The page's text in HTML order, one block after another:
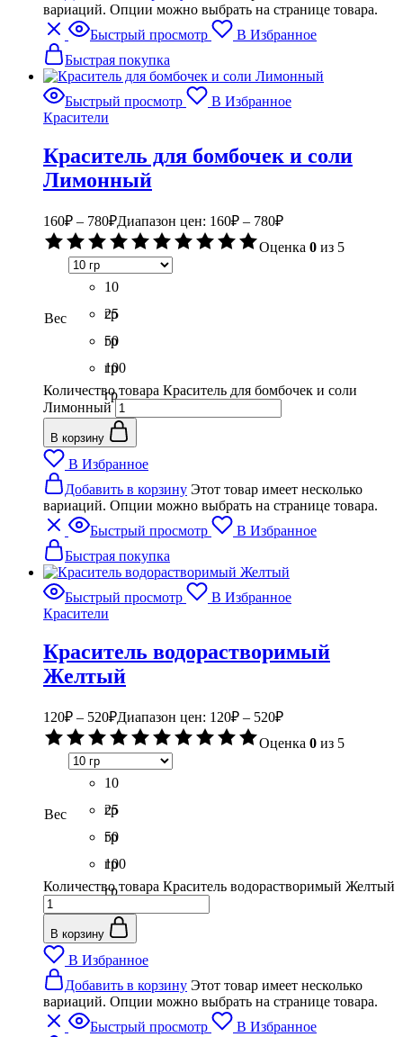
вариаций. Опции можно выбрать на странице товара.
Быстрый просмотр
В Избранное
Быстрая покупка
Быстрый просмотр
В Избранное
Красители
Краситель для бомбочек и соли
Лимонный
160₽ – 780₽Диапазон цен: 160₽ – 780₽
Оценка 0 из 5
Вес
10
гр
25
гр
50
гр
100
гр
Количество товара Краситель для бомбочек и соли
Лимонный
В корзину
В Избранное
Добавить в корзину Этот товар имеет несколько
вариаций. Опции можно выбрать на странице товара.
Быстрый просмотр
В Избранное
Быстрая покупка
Быстрый просмотр
В Избранное
Красители
Краситель водорастворимый
Желтый
120₽ – 520₽Диапазон цен: 120₽ – 520₽
Оценка 0 из 5
Вес
10
гр
25
гр
50
гр
100
гр
Количество товара Краситель водорастворимый Желтый
В корзину
В Избранное
Добавить в корзину Этот товар имеет несколько
вариаций. Опции можно выбрать на странице товара.
Быстрый просмотр
В Избранное